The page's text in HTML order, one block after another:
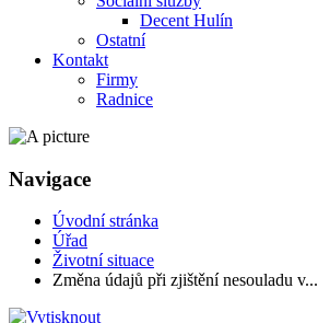
Decent Hulín
Ostatní
Kontakt
Firmy
Radnice
Navigace
Úvodní stránka
Úřad
Životní situace
Změna údajů při zjištění nesouladu v...